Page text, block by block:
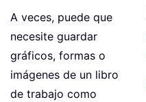
A veces, puede que
necesite guardar
gráficos, formas o
imágenes de un libro
de trabajo como